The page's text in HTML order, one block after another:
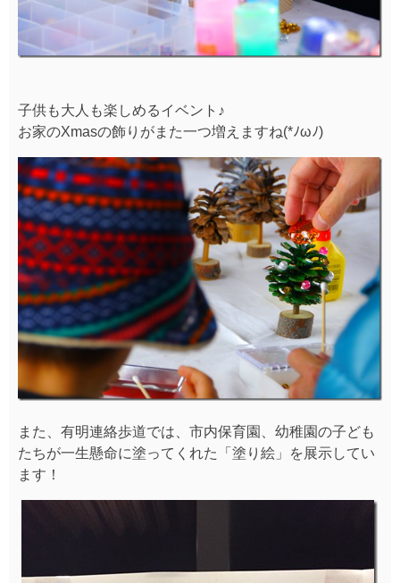
子供も大人も楽しめるイベント♪
お家のXmasの飾りがまた一つ増えますね(*ﾉωﾉ)
また、有明連絡歩道では、市内保育園、幼稚園の子ども
たちが一生懸命に塗ってくれた「塗り絵」を展示してい
ます！